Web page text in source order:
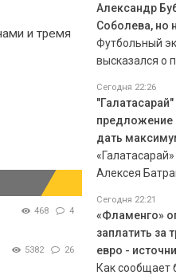
и тремя
468 4
5382 26
Александр
Соболева, но
Футбольный
высказался о
Сегодня 22:26
предложение
дать
Алексея
Сегодня 22:21
«Фламенго»
заплатить за
евро -
Как сообщает